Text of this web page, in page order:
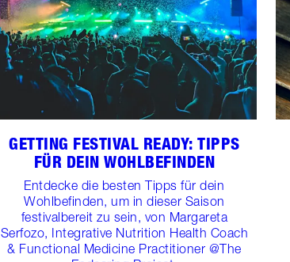
GETTING FESTIVAL READY: TIPPS
FÜR DEIN WOHLBEFINDEN
Entdecke die besten Tipps für dein
Wohlbefinden, um in dieser Saison
festivalbereit zu sein, von Margareta
Serfozo, Integrative Nutrition Health Coach
& Functional Medicine Practitioner @The